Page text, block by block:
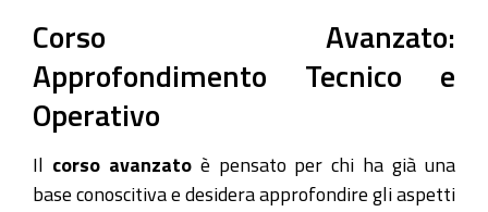
Corso Avanzato:
Approfondimento Tecnico e
Operativo
Il corso avanzatoè pensato per chi ha già una
base conoscitiva e desidera approfondire gli aspetti